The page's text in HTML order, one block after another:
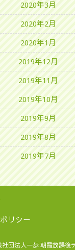
2020年3月
2020年2月
2020年1月
2019年12月
2019年11月
2019年10月
2019年9月
2019年8月
2019年7月
リシー
団法人一歩 朝霞放課後